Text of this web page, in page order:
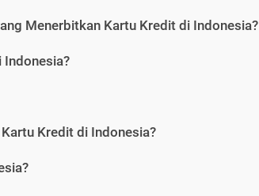
Menerbitkan Kartu Kredit di Indonesia?
Indonesia?
Kredit di Indonesia?